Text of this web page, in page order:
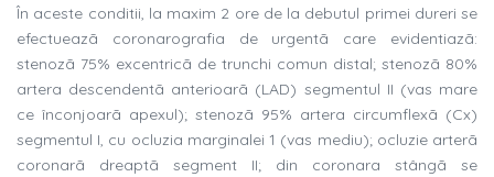
În aceste conditii, la maxim 2 ore de la debutul primei dureri se
efectueazã coronarografia de urgentã care evidentiazã:
stenozã 75% excentricã de trunchi comun distal; stenozã 80%
artera descendentã anterioarã (LAD) segmentul II (vas mare
ce înconjoarã apexul); stenozã 95% artera circumflexã (Cx)
segmentul I, cu ocluzia marginalei 1 (vas mediu); ocluzie arterã
coronarã dreaptã segment II; din coronara stângã se